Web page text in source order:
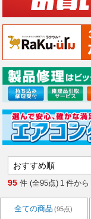
95 件 (全95点) 1 件から
全ての商品 (95点)